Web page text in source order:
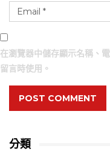
在瀏覽器中儲存顯示名稱、
留言時使用。
POST COMMENT
分類